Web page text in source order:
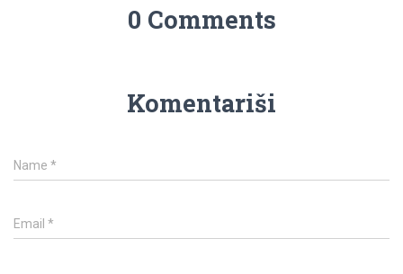
0 Comments
Komentariši
Name *
Email *